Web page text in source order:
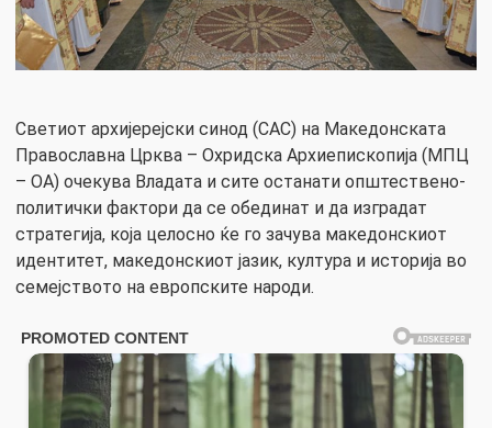
Светиот архијерејски синод (САС) на Македонската
Православна Црква – Охридска Архиепископија (МПЦ
– ОА) очекува Владата и сите останати општествено-
политички фактори да се обединат и да изградат
стратегија, која целосно ќе го зачува македонскиот
идентитет, македонскиот јазик, култура и историја во
семејството на европските народи.